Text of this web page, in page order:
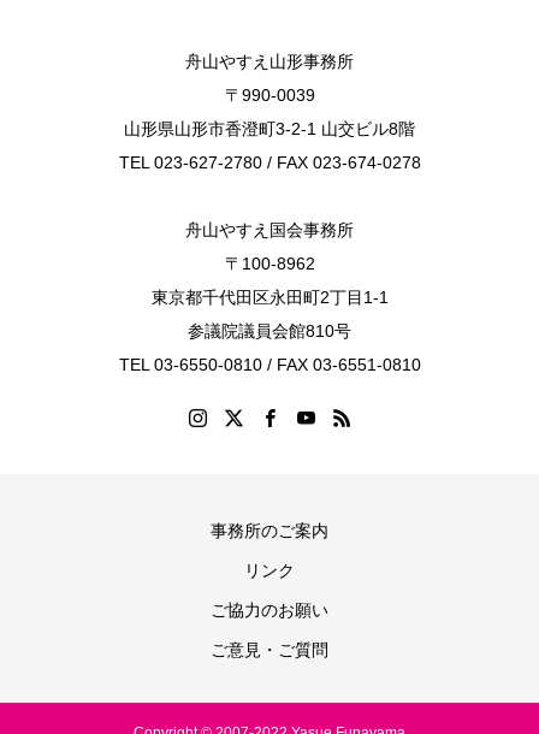
舟山やすえ山形事務所
〒990-0039
山形県山形市香澄町3-2-1 山交ビル8階
TEL 023-627-2780 / FAX 023-674-0278
舟山やすえ国会事務所
〒100-8962
東京都千代田区永田町2丁目1-1
参議院議員会館810号
TEL 03-6550-0810 / FAX 03-6551-0810
事務所のご案内
リンク
ご協力のお願い
ご意見・ご質問